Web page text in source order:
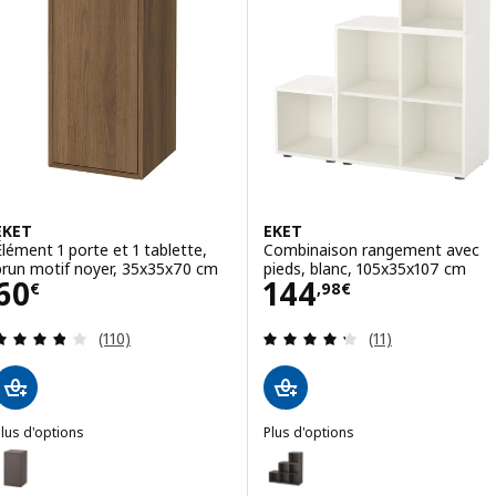
Option : KALLAX, Étagère
1 porte et 1 tablette,
motif noyer, 35x35x70 cm
€ 60€
Révision: 3.8 hors de 5 étoiles. Nombre total de
(110)
d'options
: EKET, Élément 1 porte et 1 tablette, gris foncé, 35x35x70 cm
EKET
Combinaison rangement avec
pieds, blanc, 105x35x107 cm
144,98€
Prix 144,98€
Révision: 4.3
(11)
Plus d'options
EKET
Option : EKET, Combinaison